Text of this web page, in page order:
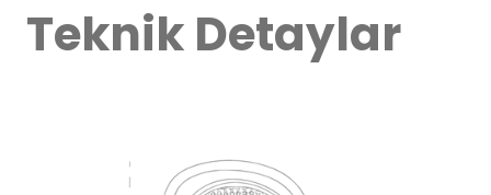
Teknik Detaylar